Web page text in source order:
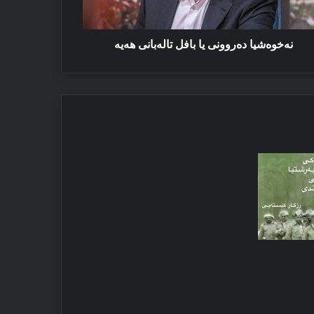
نه‌خوه‌شیا ده‌روونی یا بافل تاله‌بانی هه‌یه‌